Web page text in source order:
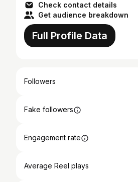
Check contact details
Get audience breakdown
Full Profile Data
Followers
Fake followers
Engagement rate
Average Reel plays